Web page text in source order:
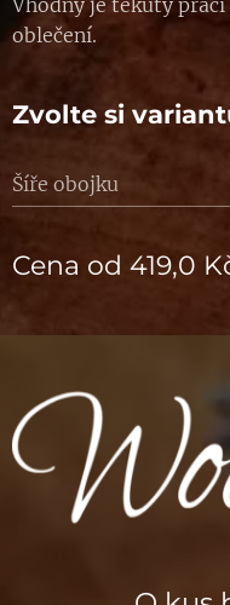
oblečení.
Zvolte si
Šíře obojku
Cena od 419,0